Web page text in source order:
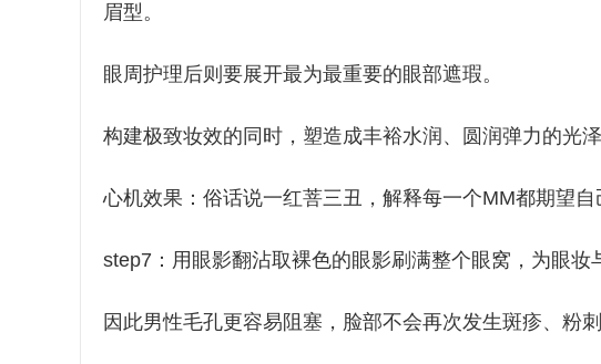
眉型。
眼周护理后则要展开最为最重要的眼部遮瑕。
构建极致妆效的同时，塑造成丰裕水润、圆润弹力的光泽
心机效果：俗话说一红菩三丑，解释每一个MM都期望自
step7：用眼影翻沾取裸色的眼影刷满整个眼窝，为眼妆
因此男性毛孔更容易阻塞，脸部不会再次发生斑疹、粉刺